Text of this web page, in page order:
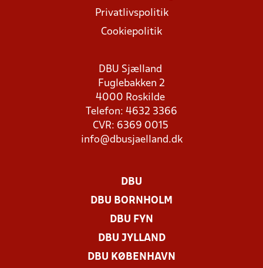
Privatlivspolitik
Cookiepolitik
DBU Sjælland
Fuglebakken 2
4000 Roskilde
Telefon: 4632 3366
CVR: 6369 0015
info@dbusjaelland.dk
DBU
DBU BORNHOLM
DBU FYN
DBU JYLLAND
DBU KØBENHAVN